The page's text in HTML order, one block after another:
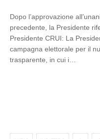
Dopo l’approvazione
precedente, la Presidente
Presidente CRUI: La
campagna elettorale per il
trasparente, in cui i…